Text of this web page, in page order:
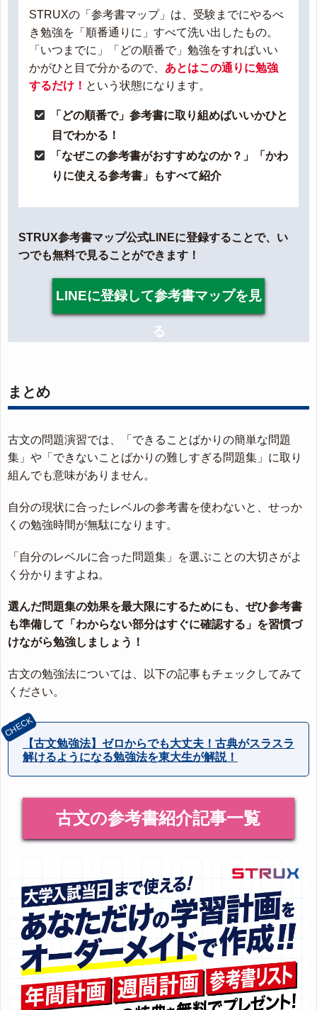
STRUXの「参考書マップ」は、受験までにやるべ
き勉強を「順番通りに」すべて洗い出したもの。
「いつまでに」「どの順番で」勉強をすればいい
かがひと目で分かるので、 あとはこの通りに勉強
するだけ！ という状態になります。
「どの順番で」参考書に取り組めばいいかひと
目でわかる！
「なぜこの参考書がおすすめなのか？」「かわ
りに使える参考書」もすべて紹介
STRUX参考書マップ公式LINEに登録することで、い
つでも無料で見ることができます！
LINEに登録して参考書マップを見
る
まとめ
古文の問題演習では、「できることばかりの簡単な問題
集」や「できないことばかりの難しすぎる問題集」に取り
組んでも意味がありません。
自分の現状に合ったレベルの参考書を使わないと、せっか
くの勉強時間が無駄になります。
「自分のレベルに合った問題集」を選ぶことの大切さがよ
く分かりますよね。
選んだ問題集の効果を最大限にするためにも、ぜひ参考書
も準備して「わからない部分はすぐに確認する」を習慣づ
けながら勉強しましょう！
古文の勉強法については、以下の記事もチェックしてみて
ください。
【古文勉強法】ゼロからでも大丈夫！古典がスラスラ
解けるようになる勉強法を東大生が解説！
古文の参考書紹介記事一覧